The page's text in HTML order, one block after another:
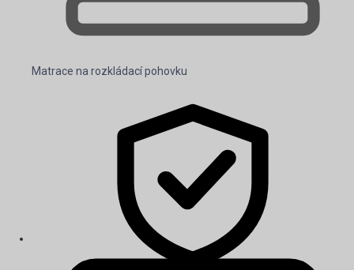
Matrace na rozkládací pohovku